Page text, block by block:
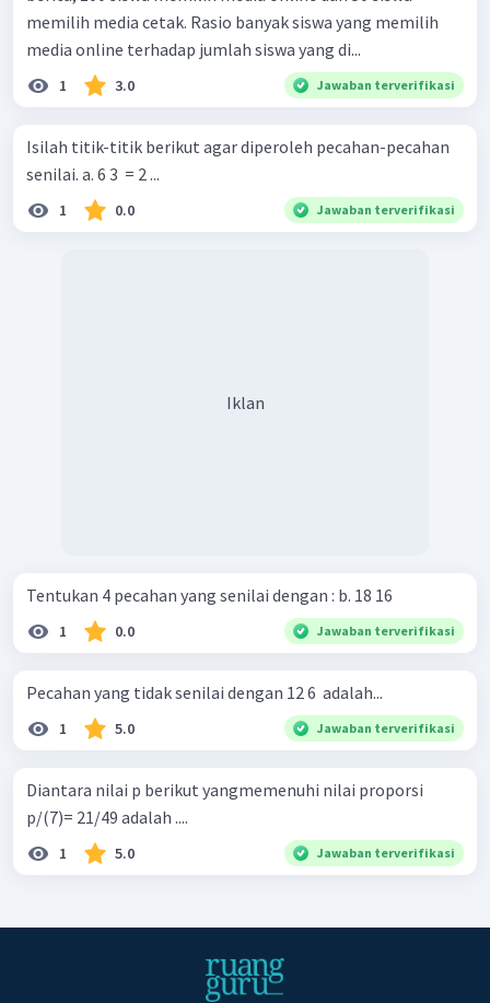
memilih media cetak. Rasio banyak siswa yang memilih
media online terhadap jumlah siswa yang di...
1 3.0 Jawaban terverifikasi
Isilah titik-titik berikut agar diperoleh pecahan-pecahan
senilai. a. 6 3 ​ = 2 ... ​
1 0.0 Jawaban terverifikasi
Iklan
Tentukan 4 pecahan yang senilai dengan : b. 18 16 ​
1 0.0 Jawaban terverifikasi
Pecahan yang tidak senilai dengan 12 6 ​ adalah...
1 5.0 Jawaban terverifikasi
Diantara nilai p berikut yangmemenuhi nilai proporsi
p/(7)= 21/49 adalah ....
1 5.0 Jawaban terverifikasi